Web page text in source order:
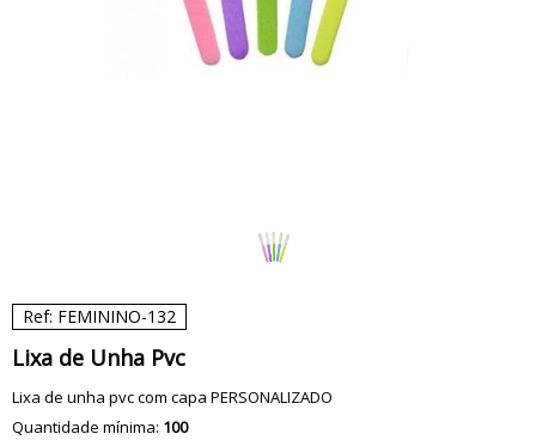
Ref: FEMININO-132
Lixa de Unha Pvc
Lixa de unha pvc com capa PERSONALIZADO
Quantidade mínima: 100